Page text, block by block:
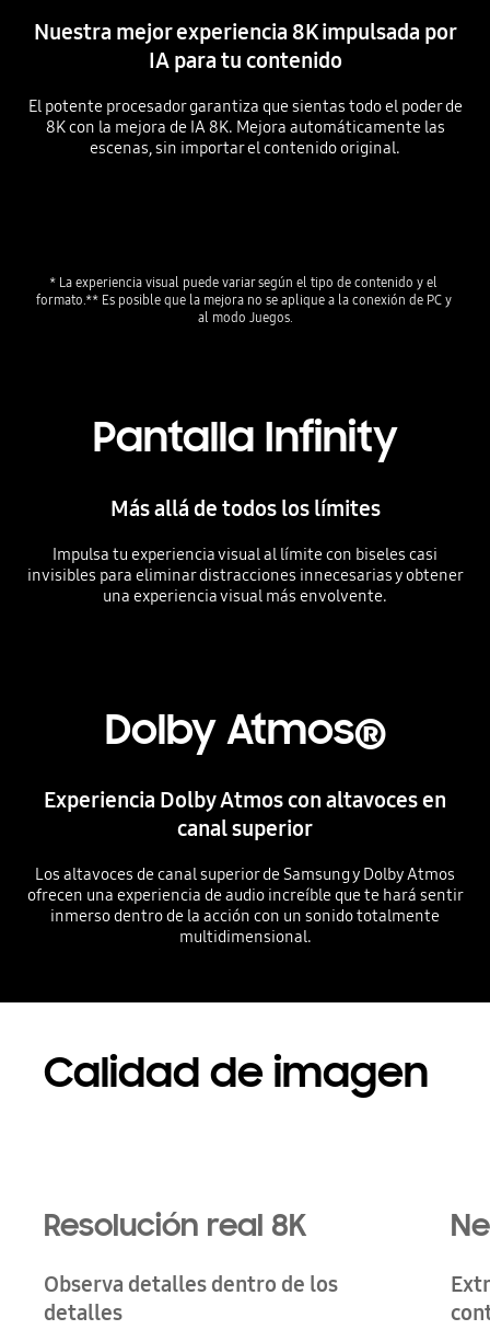
Nuestra mejor experiencia 8K impulsada por
IA para tu contenido
El potente procesador garantiza que sientas todo el poder de
8K con la mejora de IA 8K. Mejora automáticamente las
escenas, sin importar el contenido original.
* La experiencia visual puede variar según el tipo de contenido y el
formato. ** Es posible que la mejora no se aplique a la conexión de PC y
al modo Juegos.
Pantalla Infinity
Más allá de todos los límites
Impulsa tu experiencia visual al límite con biseles casi
invisibles para eliminar distracciones innecesarias y obtener
una experiencia visual más envolvente.
Dolby Atmos®
Experiencia Dolby Atmos con altavoces en
canal superior
Los altavoces de canal superior de Samsung y Dolby Atmos
ofrecen una experiencia de audio increíble que te hará sentir
inmerso dentro de la acción con un sonido totalmente
multidimensional.
Calidad de imagen
Resolución real 8K
Observa detalles dentro de los
detalles